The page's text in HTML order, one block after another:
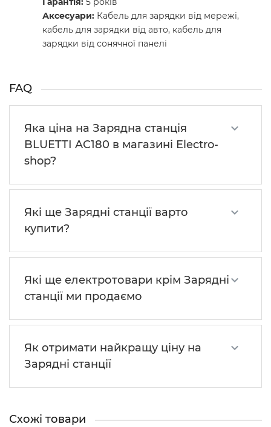
Аксесуари: Кабель для зарядки від мережі,
кабель для зарядки від авто, кабель для
зарядки від сонячної панелі
FAQ
Яка ціна на Зарядна станція
BLUETTI AC180 в магазині Electro-
shop?
Які ще Зарядні станції варто
купити?
Які ще електротовари крім Зарядні
станції ми продаємо
Як отримати найкращу ціну на
Зарядні станції
Схожі товари